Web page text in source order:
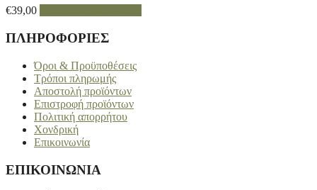
€39,00
ΠΛΗΡΟΦΟΡΙΕΣ
Όροι & Προϋποθέσεις
Τρόποι πληρωμής
Αποστολή προϊόντων
Επιστροφή προϊόντων
Πολιτική απορρήτου
Χονδρική
Επικοινωνία
ΕΠΙΚΟΙΝΩΝΙΑ